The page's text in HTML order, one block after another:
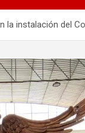
la instalación del